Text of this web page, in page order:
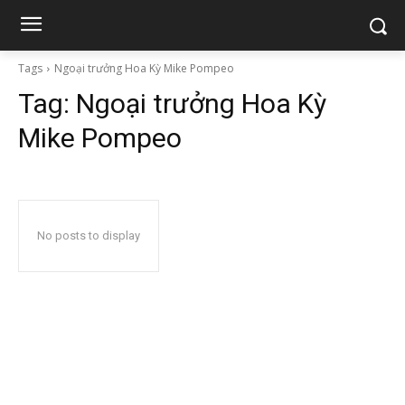
Tags Ngoại trưởng Hoa Kỳ Mike Pompeo
Tag: Ngoại trưởng Hoa Kỳ
Mike Pompeo
No posts to display